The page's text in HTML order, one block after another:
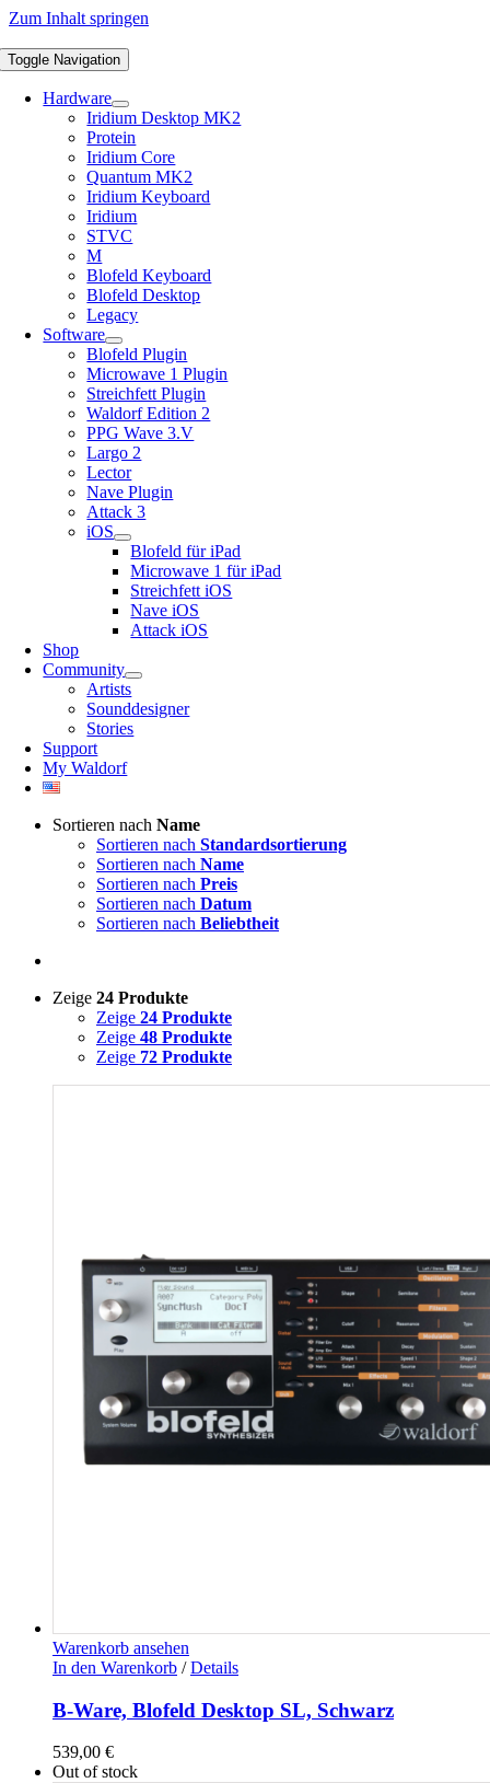
Zum Inhalt springen
Toggle Navigation
Hardware
Iridium Desktop MK2
Protein
Iridium Core
Quantum MK2
Iridium Keyboard
Iridium
STVC
M
Blofeld Keyboard
Blofeld Desktop
Legacy
Software
Blofeld Plugin
Microwave 1 Plugin
Streichfett Plugin
Waldorf Edition 2
PPG Wave 3.V
Largo 2
Lector
Nave Plugin
Attack 3
iOS
Blofeld für iPad
Microwave 1 für iPad
Streichfett iOS
Nave iOS
Attack iOS
Shop
Community
Artists
Sounddesigner
Stories
Support
My Waldorf
Sortieren nach Name
Sortieren nach Standardsortierung
Sortieren nach Name
Sortieren nach Preis
Sortieren nach Datum
Sortieren nach Beliebtheit
Zeige 24 Produkte
Zeige 24 Produkte
Zeige 48 Produkte
Zeige 72 Produkte
Warenkorb ansehen
In den Warenkorb / Details
B-Ware, Blofeld Desktop SL, Schwarz
539,00 €
Out of stock